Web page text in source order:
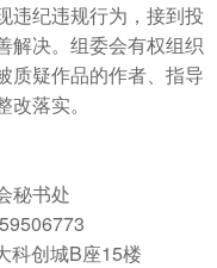
违纪违规行为，接到投
解决。组委会有权组织
质疑作品的作者、指导
落实。
秘书处
科创城B座15楼